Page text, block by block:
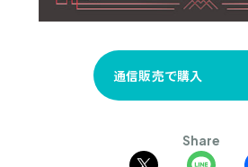
通信販売で購入
Share